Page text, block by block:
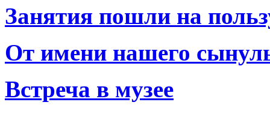
Занятия пошли на
От имени нашего
Встреча в музее